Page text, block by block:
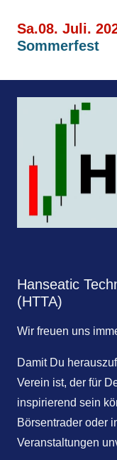
Sa.08. Juli.
Sommerfest
Hanseatic
(HTTA)
Wir freuen uns
Damit Du
Verein ist, der für
inspirierend sein
Börsentrader oder
Veranstaltungen